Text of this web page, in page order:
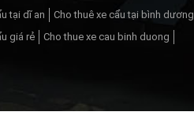
tại dĩ an
Cho thuê xe cẩu tại bình dương
giá rẻ
Cho thue xe cau binh duong